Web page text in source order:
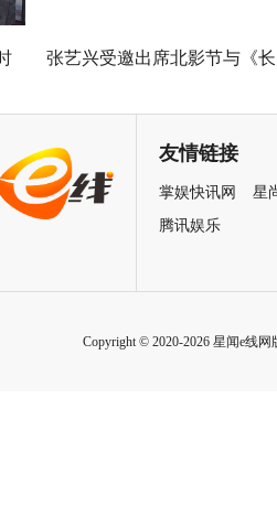
张艺兴受邀出席北影节与《长
与大家见面 友情链接
掌娱快讯网
星
腾讯娱乐
Copyright © 2020-2026 星闻e线